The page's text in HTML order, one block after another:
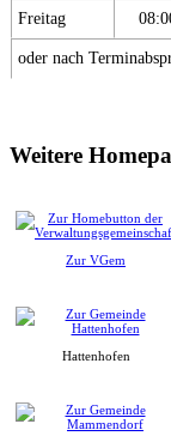
Freitag
oder nach
Weitere
Zur VGem
Hattenhofen